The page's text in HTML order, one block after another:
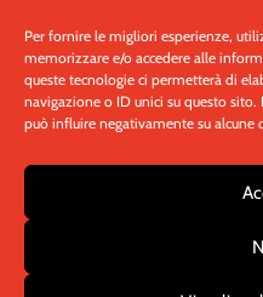
Per fornire le migliori esperienze,
memorizzare e/o accedere alle
queste tecnologie ci permetterà di
navigazione o ID unici su questo
può influire negativamente su alcune
Hai
nostro
I nostri prodotti
rapida e gratuita o per